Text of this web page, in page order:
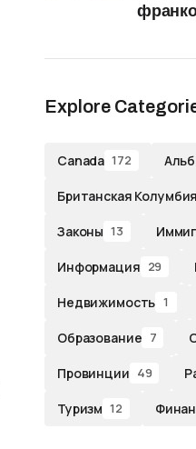
Explore
Canada 172
Британская Колумбия
Законы 13
Информация 29
Недвижимость 1
Образование 7
Провинции 49
Туризм 12